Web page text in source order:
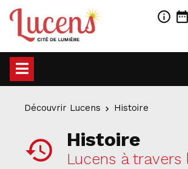
info_outline date_range
Découvrir Lucens Histoire
history Histoire
Lucens à travers